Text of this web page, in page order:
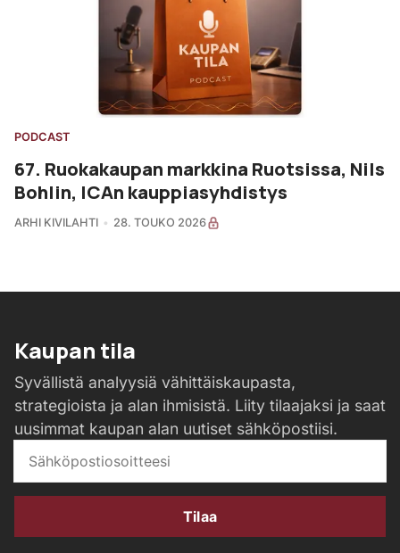
PODCAST
67. Ruokakaupan markkina Ruotsissa, Nils
Bohlin, ICAn kauppiasyhdistys
ARHI KIVILAHTI 28. TOUKO 2026
Kaupan tila
Syvällistä analyysiä vähittäiskaupasta,
strategioista ja alan ihmisistä. Liity tilaajaksi ja saat
uusimmat kaupan alan uutiset sähköpostiisi.
Tilaa